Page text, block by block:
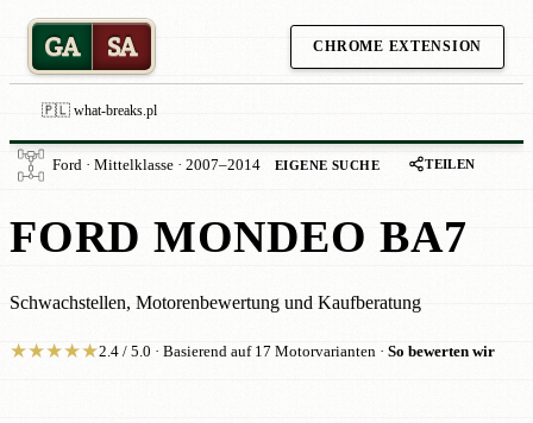
GA SA CHROME EXTENSION
🇵🇱 what-breaks.pl
Ford · Mittelklasse · 2007–2014 EIGENE SUCHE TEILEN
FORD MONDEO BA7
Schwachstellen, Motorenbewertung und Kaufberatung
★★★★★2.4 / 5.0 · Basierend auf 17 Motorvarianten · So bewerten wir